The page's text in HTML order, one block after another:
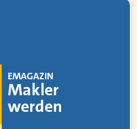
EMAGAZIN
Makler
werden